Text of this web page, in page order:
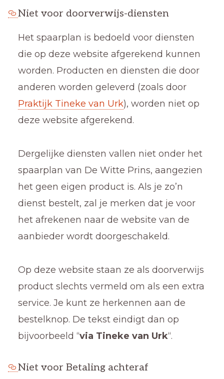
Niet voor doorverwijs-diensten
Het spaarplan is bedoeld voor diensten
die op deze website afgerekend kunnen
worden. Producten en diensten die door
anderen worden geleverd (zoals door
Praktijk Tineke van Urk), worden niet op
deze website afgerekend.
Dergelijke diensten vallen niet onder het
spaarplan van De Witte Prins, aangezien
het geen eigen product is. Als je zo’n
dienst bestelt, zal je merken dat je voor
het afrekenen naar de website van de
aanbieder wordt doorgeschakeld.
Op deze website staan ze als doorverwijs
product slechts vermeld om als een extra
service. Je kunt ze herkennen aan de
bestelknop. De tekst eindigt dan op
bijvoorbeeld “via Tineke van Urk“.
Niet voor Betaling achteraf